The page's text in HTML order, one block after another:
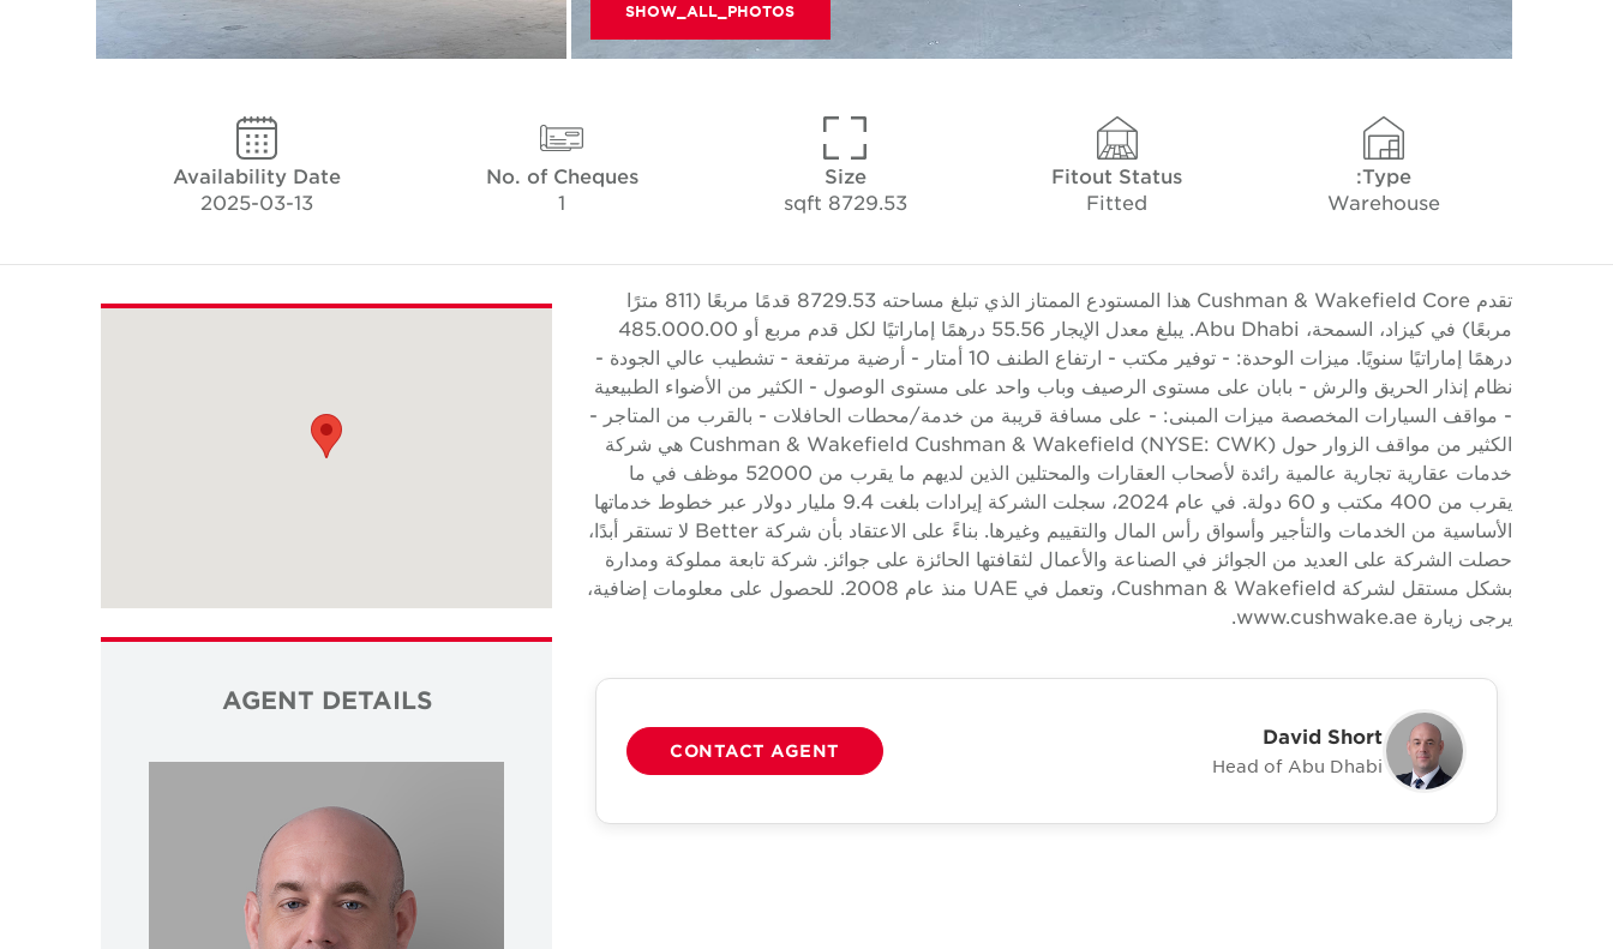
SHOW_ALL_PHOTOS
Type:
Warehouse
Fitout Status
Fitted
Size
8729.53 sqft
No. of Cheques
1
Availability Date
2025-03-13
تقدم Cushman & Wakefield Core هذا المستودع الممتاز الذي تبلغ مساحته 8729.53 قدمًا مربعًا (811 مترًا
مربعًا) في كيزاد، السمحة، Abu Dhabi. يبلغ معدل الإيجار 55.56 درهمًا إماراتيًا لكل قدم مربع أو 485.000.00
درهمًا إماراتيًا سنويًا. ميزات الوحدة: - توفير مكتب - ارتفاع الطنف 10 أمتار - أرضية مرتفعة - تشطيب عالي الجودة -
نظام إنذار الحريق والرش - بابان على مستوى الرصيف وباب واحد على مستوى الوصول - الكثير من الأضواء الطبيعية
- مواقف السيارات المخصصة ميزات المبنى: - على مسافة قريبة من خدمة/محطات الحافلات - بالقرب من المتاجر -
الكثير من مواقف الزوار حول Cushman & Wakefield Cushman & Wakefield (NYSE: CWK) هي شركة
خدمات عقارية تجارية عالمية رائدة لأصحاب العقارات والمحتلين الذين لديهم ما يقرب من 52000 موظف في ما
يقرب من 400 مكتب و 60 دولة. في عام 2024، سجلت الشركة إيرادات بلغت 9.4 مليار دولار عبر خطوط خدماتها
الأساسية من الخدمات والتأجير وأسواق رأس المال والتقييم وغيرها. بناءً على الاعتقاد بأن شركة Better لا تستقر أبدًا،
حصلت الشركة على العديد من الجوائز في الصناعة والأعمال لثقافتها الحائزة على جوائز. شركة تابعة مملوكة ومدارة
بشكل مستقل لشركة Cushman & Wakefield، وتعمل في UAE منذ عام 2008. للحصول على معلومات إضافية،
يرجى زيارة www.cushwake.ae.
David Short
Head of Abu Dhabi
CONTACT AGENT
AGENT DETAILS